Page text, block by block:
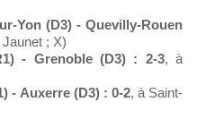
Yon (D3) - Quevilly-Rouen
; X)
- Grenoble (D3) : 2-3, à
- Auxerre (D3) : 0-2, à Saint-